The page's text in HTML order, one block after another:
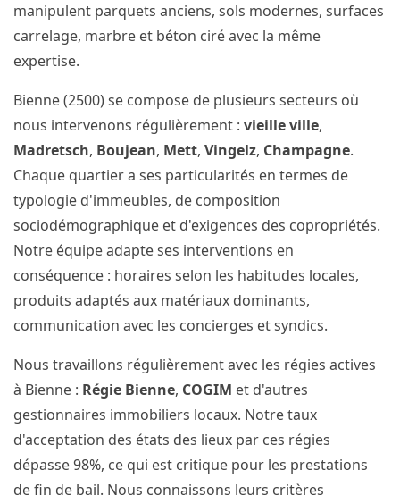
manipulent parquets anciens, sols modernes, surfaces
carrelage, marbre et béton ciré avec la même
expertise.
Bienne (2500) se compose de plusieurs secteurs où
nous intervenons régulièrement : vieille ville,
Madretsch, Boujean, Mett, Vingelz, Champagne.
Chaque quartier a ses particularités en termes de
typologie d'immeubles, de composition
sociodémographique et d'exigences des copropriétés.
Notre équipe adapte ses interventions en
conséquence : horaires selon les habitudes locales,
produits adaptés aux matériaux dominants,
communication avec les concierges et syndics.
Nous travaillons régulièrement avec les régies actives
à Bienne : Régie Bienne, COGIM et d'autres
gestionnaires immobiliers locaux. Notre taux
d'acceptation des états des lieux par ces régies
dépasse 98%, ce qui est critique pour les prestations
de fin de bail. Nous connaissons leurs critères